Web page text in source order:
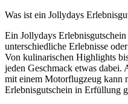
Was ist ein Jollydays
Ein Jollydays
unterschiedliche Erlebnisse
Von kulinarischen Highlights
jeden Geschmack etwas dabei.
mit einem Motorflugzeug kann
Erlebnisgutschein in Erfüllung